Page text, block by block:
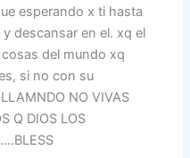
esperando x ti hasta
descansar en el. xq el
del mundo xq
si no con su
NO VIVAS
Q DIOS LOS